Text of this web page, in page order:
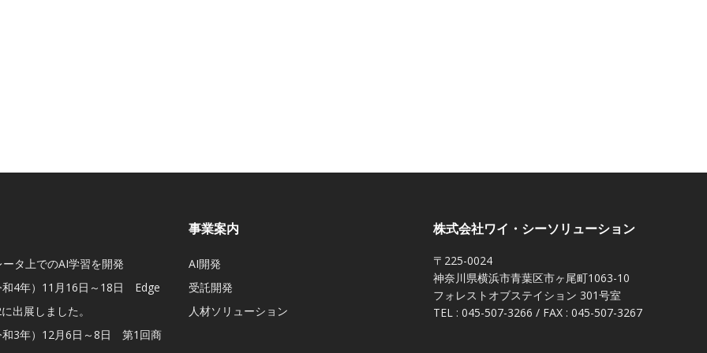
タ上でのAI学習を開発
和4年）11月16日～18日 Edge
出展しました。
和3年）12月6日～8日 第1回商
事業案内
AI開発
受託開発
人材ソリューション
株式会社ワイ・シーソリューション
〒225-0024
神奈川県横浜市青葉区市ヶ尾町1063-10
フォレストオブステイション 301号室
TEL : 045-507-3266 / FAX : 045-507-3267